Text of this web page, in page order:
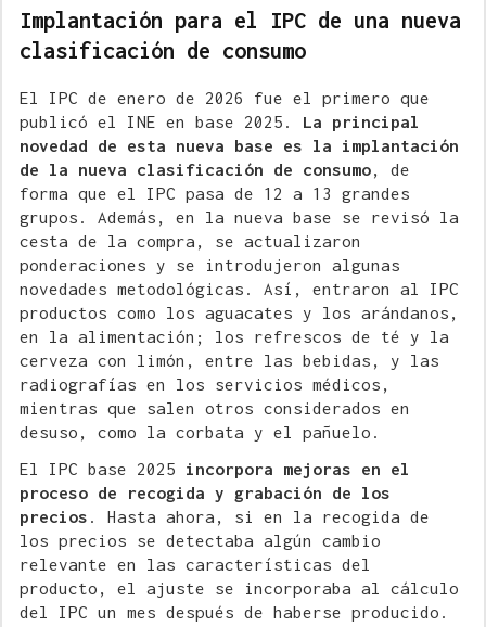
Implantación para el IPC de una nueva
clasificación de consumo
El IPC de enero de 2026 fue el primero que
publicó el INE en base 2025. La principal
novedad de esta nueva base es la implantación
de la nueva clasificación de consumo, de
forma que el IPC pasa de 12 a 13 grandes
grupos. Además, en la nueva base se revisó la
cesta de la compra, se actualizaron
ponderaciones y se introdujeron algunas
novedades metodológicas. Así, entraron al IPC
productos como los aguacates y los arándanos,
en la alimentación; los refrescos de té y la
cerveza con limón, entre las bebidas, y las
radiografías en los servicios médicos,
mientras que salen otros considerados en
desuso, como la corbata y el pañuelo.
El IPC base 2025 incorpora mejoras en el
proceso de recogida y grabación de los
precios . Hasta ahora, si en la recogida de
los precios se detectaba algún cambio
relevante en las características del
producto, el ajuste se incorporaba al cálculo
del IPC un mes después de haberse producido.